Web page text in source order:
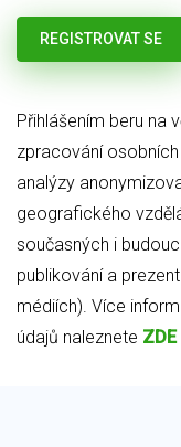
Přihlášením beru na
zpracování
analýzy
geografického
současných i
publikování a
médiích). Více
údajů naleznete ZDE